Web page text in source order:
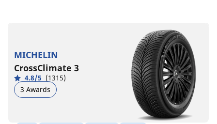
MICHELIN
CrossClimate 3
4.8/5 (1315)
3 Awards